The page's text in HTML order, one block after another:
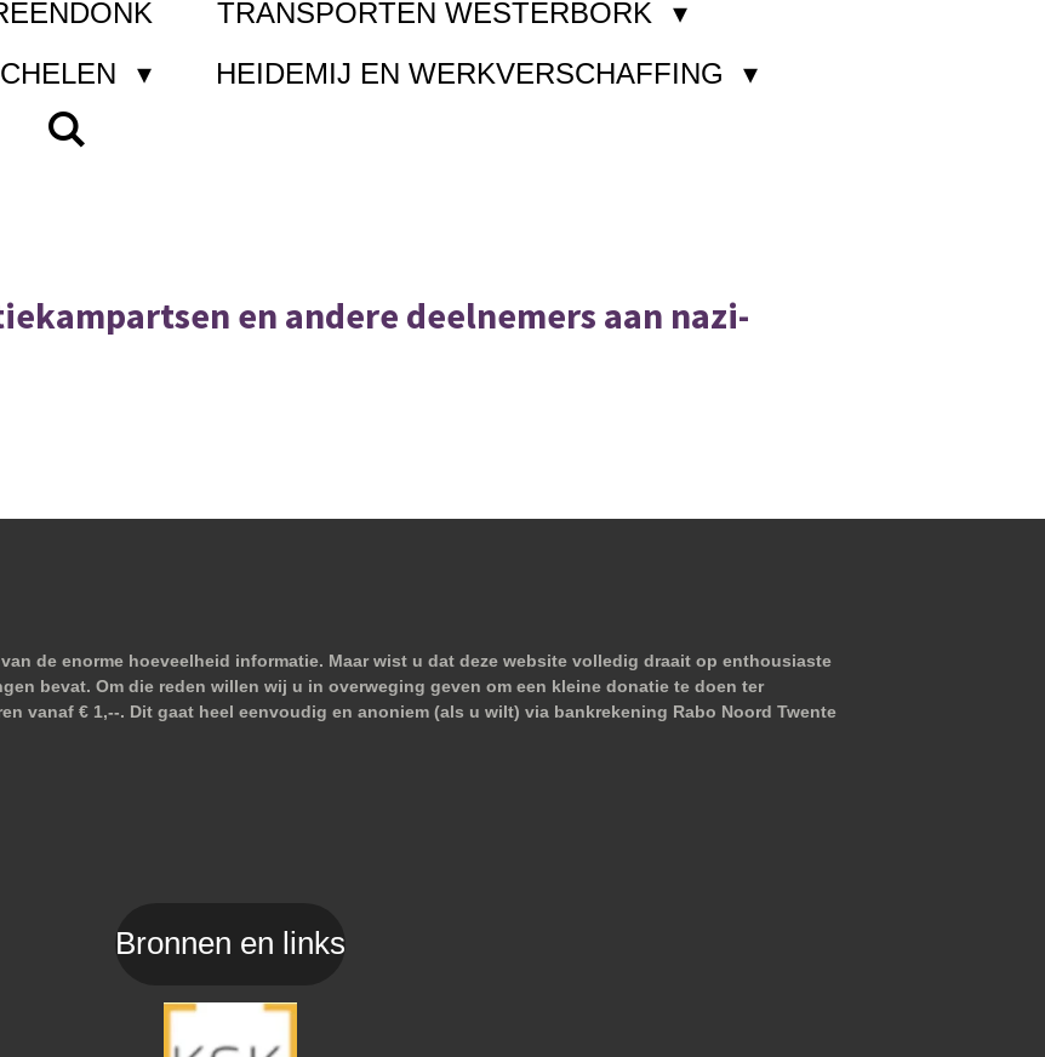
TRANSPORTEN WESTERBORK
HEIDEMIJ EN WERKVERSCHAFFING
en andere deelnemers aan nazi-
de enorme hoeveelheid informatie. Maar wist u dat deze website volledig draait op enthousiaste
bevat. Om die reden willen wij u in overweging geven om een kleine donatie te doen ter
vanaf € 1,--. Dit gaat heel eenvoudig en anoniem (als u wilt) via bankrekening Rabo Noord Twente
Bronnen en links